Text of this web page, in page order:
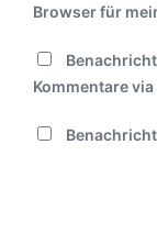
Browser für
Kommentare